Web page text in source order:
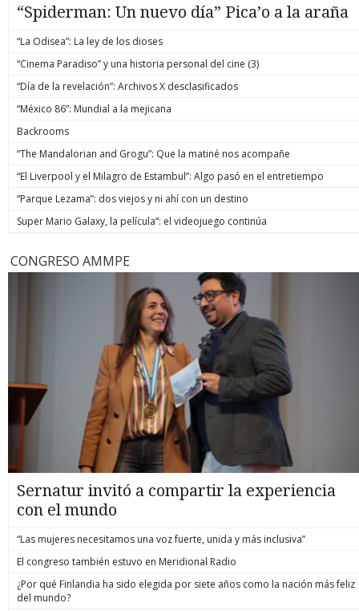
“Spiderman: Un nuevo día” Pica’o a la araña
“La Odisea”: La ley de los dioses
“Cinema Paradiso” y una historia personal del cine (3)
“Día de la revelación”: Archivos X desclasificados
“México 86”: Mundial a la mejicana
Backrooms
“The Mandalorian and Grogu”: Que la matiné nos acompañe
“El Liverpool y el Milagro de Estambul”: Algo pasó en el entretiempo
“Parque Lezama”: dos viejos y ni ahí con un destino
Super Mario Galaxy, la película”: el videojuego continúa
CONGRESO AMMPE
Sernatur invitó a compartir la experiencia
con el mundo
“Las mujeres necesitamos una voz fuerte, unida y más inclusiva”
El congreso también estuvo en Meridional Radio
¿Por qué Finlandia ha sido elegida por siete años como la nación más feliz
del mundo?